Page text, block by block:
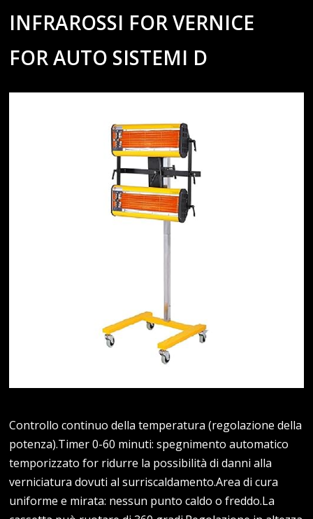
INFRAROSSI FOR VERNICE
FOR AUTO SISTEMI D
Controllo continuo della temperatura (regolazione della
potenza).Timer 0-60 minuti: spegnimento automatico
temporizzato for ridurre la possibilità di danni alla
verniciatura dovuti al surriscaldamento.Area di cura
uniforme e mirata: nessun punto caldo o freddo.La